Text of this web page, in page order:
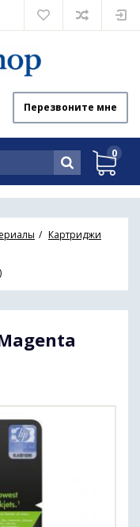
Перезвоните мне
0
Картриджи